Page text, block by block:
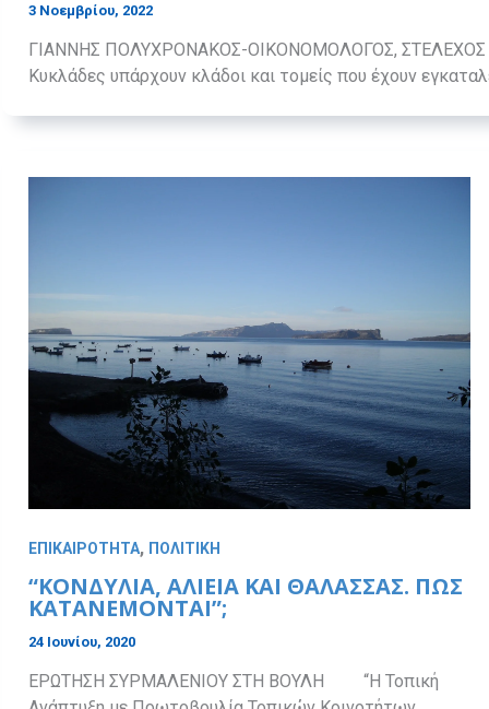
3 Νοεμβρίου, 2022
ΓΙΑΝΝΗΣ ΠΟΛΥΧΡΟΝΑΚΟΣ-ΟΙΚΟΝΟΜΟΛΟΓΟΣ,
Κυκλάδες υπάρχουν κλάδοι και τομείς που έχουν
ΕΠΙΚΑΙΡΟΤΗΤΑ, ΠΟΛΙΤΙΚΗ
“ΚΟΝΔΥΛΙΑ, ΑΛΙΕΙΑ ΚΑΙ ΘΑΛΑΣΣΑΣ. ΠΩΣ
ΚΑΤΑΝΕΜΟΝΤΑΙ”;
24 Ιουνίου, 2020
ΕΡΩΤΗΣΗ ΣΥΡΜΑΛΕΝΙΟΥ ΣΤΗ ΒΟΥΛΗ “Η Τοπική